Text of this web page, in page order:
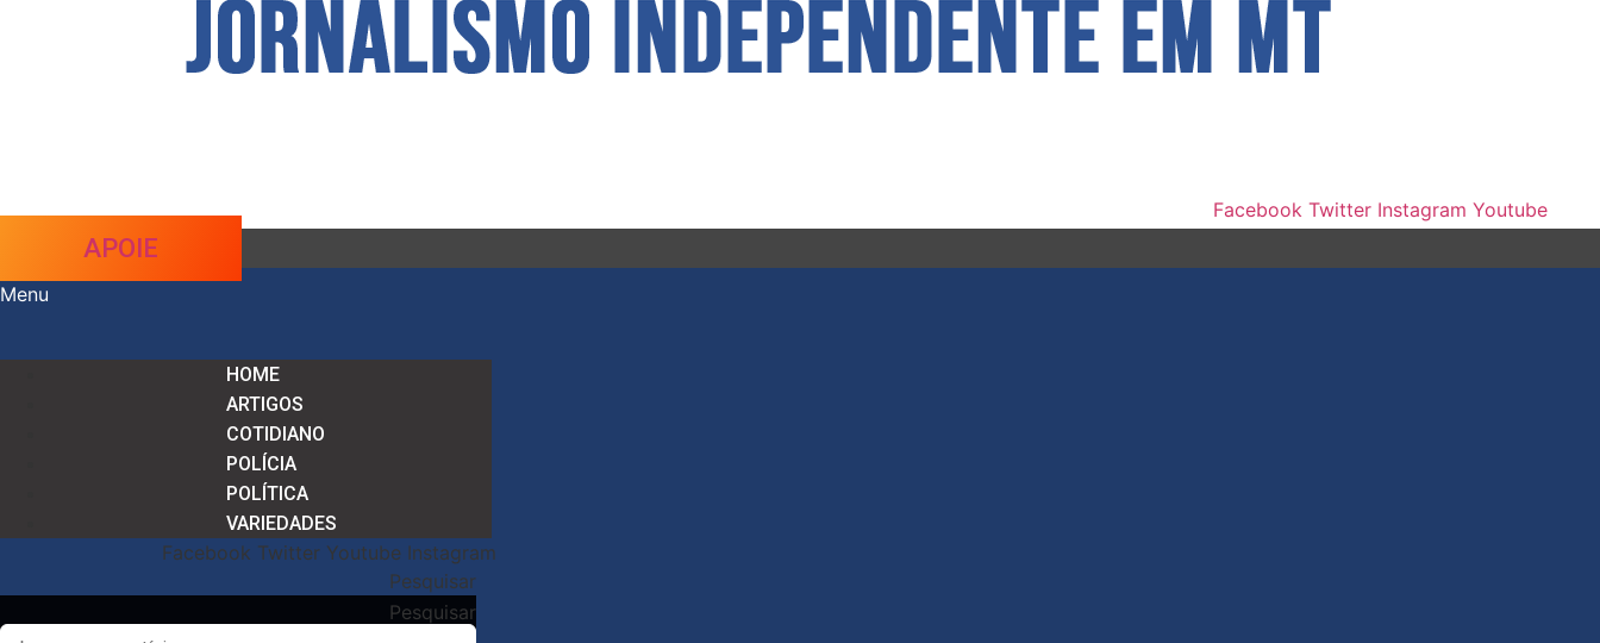
Facebook Twitter Instagram Youtube
APOIE
Menu
HOME
ARTIGOS
COTIDIANO
POLÍCIA
POLÍTICA
VARIEDADES
Facebook Twitter Youtube Instagram
Pesquisar
Pesquisar